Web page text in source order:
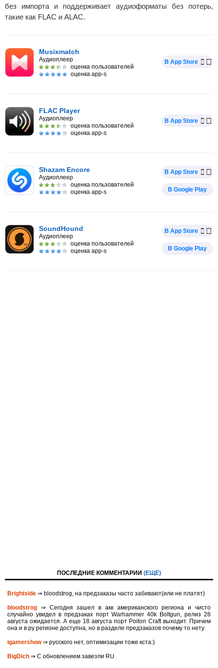
без импорта и поддерживает аудиоформаты без потерь,
такие как FLAC и ALAC.
Musixmatch
Аудиоплеер
оценка пользователей
оценка app-s
В App Store
FLAC Player
Аудиоплеер
оценка пользователей
оценка app-s
В App Store
Shazam Encore
Аудиоплеер
оценка пользователей
оценка app-s
В App Store
В Google Play
SoundHound
Аудиоплеер
оценка пользователей
оценка app-s
В App Store
В Google Play
ПОСЛЕДНИЕ КОММЕНТАРИИ (ЕЩЁ)
Brightside ⇒ bloodstrog, на предзаказы часто забивают(или не платят)
bloodstrog ⇒ Сегодня зашел в акк американского региона и чисто
случайно увидел в предзаках порт Warhammer 40k Boltgun, релиз 28
августа ожидается. A eще 18 августа порт Poiton Сraft выходит. Причем
она и в ру регионе доступна, но в разделе предзаказов почему то нету.
igamershow⇒ русского нет, оптимизации тоже кста:)
BigDich ⇒ С обновлением завезли RU